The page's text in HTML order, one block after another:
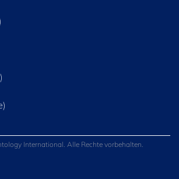
International. Alle Rechte vorbehalten.